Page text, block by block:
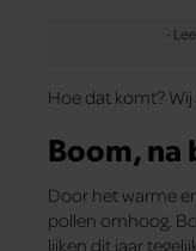
Hoe dat komt? Wij
Boom, na
Door het warme
pollen omhoog.
lijken dit jaar